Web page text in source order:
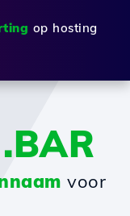
op hosting
.BAR
voor